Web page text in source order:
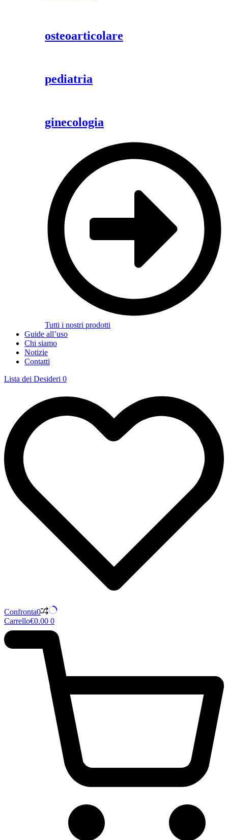
osteoarticolare
pediatria
ginecologia
Tutti i nostri prodotti
Guide all’uso
Chi siamo
Notizie
Contatti
Lista dei Desideri 0
Confronta0
Carrello€0.00 0